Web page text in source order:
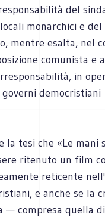
del
monarchici e del
mentre esalta, nel
comunista e
in
democristiani
la tesi che «Le mani
ritenuto un film
reticente
e anche se la
— compresa quella